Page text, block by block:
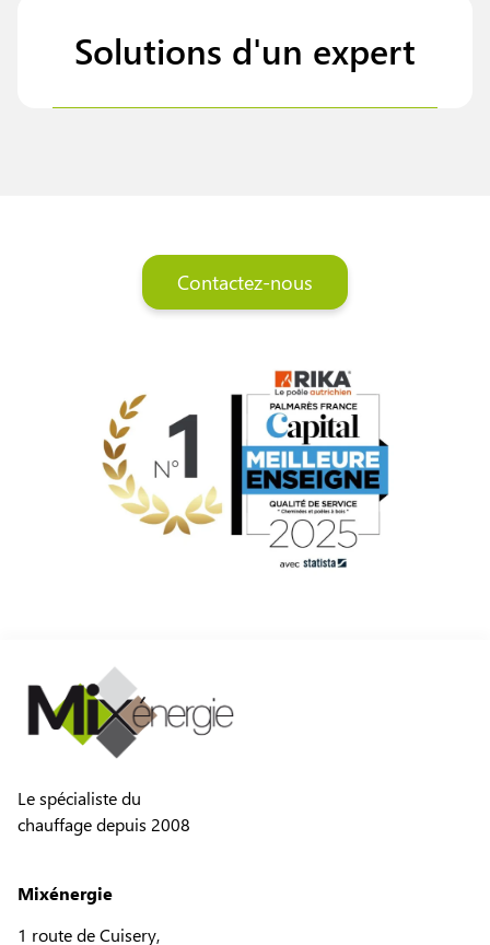
Solutions d'un expert
Contactez-nous
Le spécialiste du
chauffage depuis 2008
Mixénergie
1 route de Cuisery,